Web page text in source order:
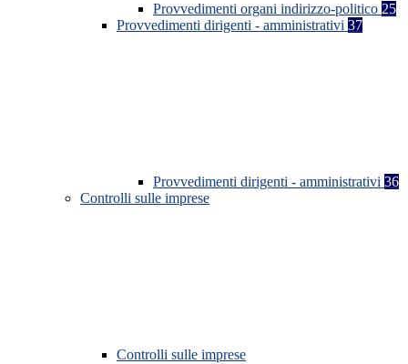
Provvedimenti organi indirizzo-politico 25
Provvedimenti dirigenti - amministrativi 37
Provvedimenti dirigenti - amministrativi 36
Controlli sulle imprese
Controlli sulle imprese